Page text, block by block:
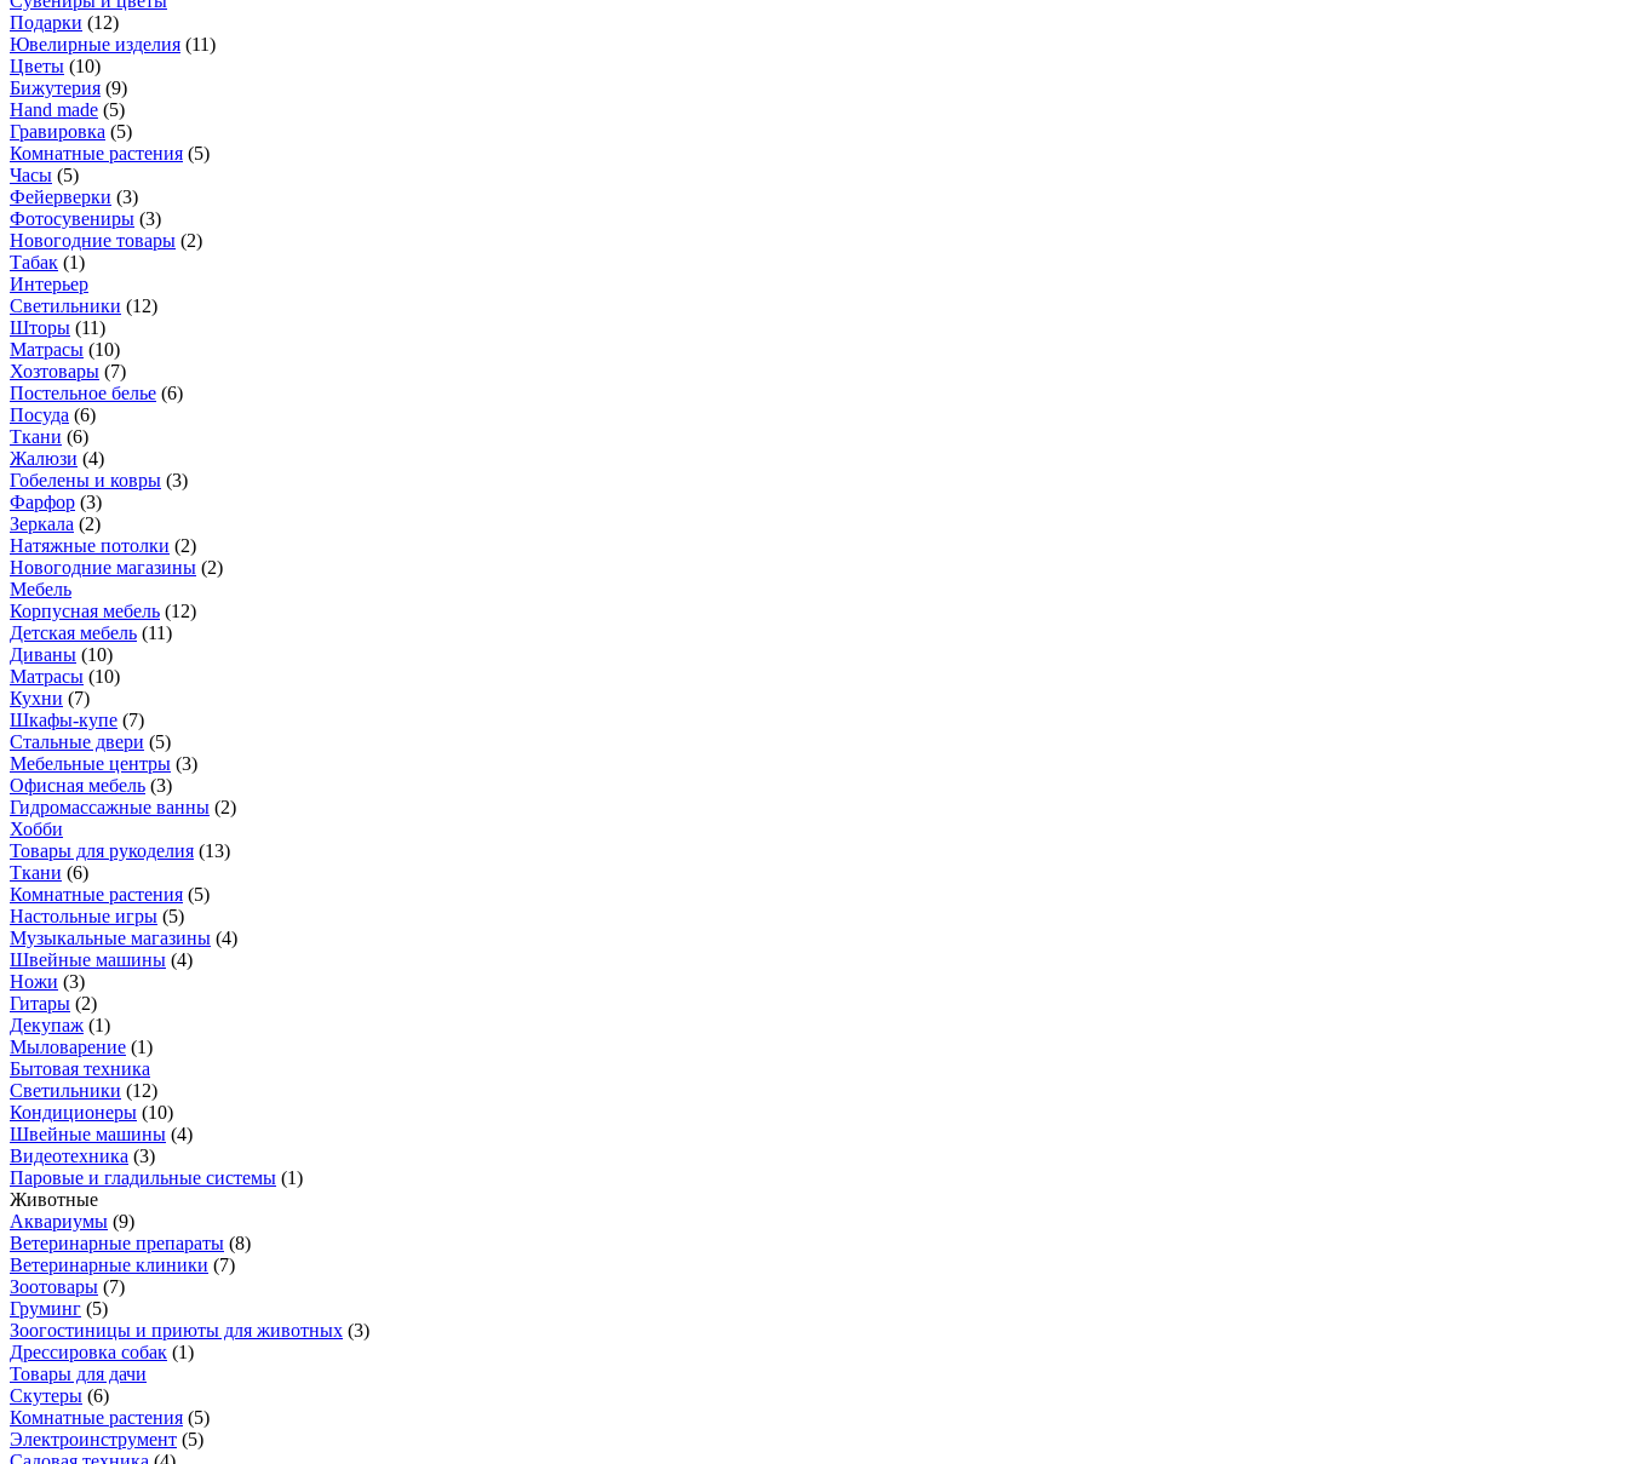
Подарки (12)
Ювелирные изделия (11)
Цветы (10)
Бижутерия (9)
Hand made (5)
Гравировка (5)
Комнатные растения (5)
Часы (5)
Фейерверки (3)
Фотосувениры (3)
Новогодние товары (2)
Табак (1)
Интерьер
Светильники (12)
Шторы (11)
Матрасы (10)
Хозтовары (7)
Постельное белье (6)
Посуда (6)
Ткани (6)
Жалюзи (4)
Гобелены и ковры (3)
Фарфор (3)
Зеркала (2)
Натяжные потолки (2)
Новогодние магазины (2)
Мебель
Корпусная мебель (12)
Детская мебель (11)
Диваны (10)
Матрасы (10)
Кухни (7)
Шкафы-купе (7)
Стальные двери (5)
Мебельные центры (3)
Офисная мебель (3)
Гидромассажные ванны (2)
Хобби
Товары для рукоделия (13)
Ткани (6)
Комнатные растения (5)
Настольные игры (5)
Музыкальные магазины (4)
Швейные машины (4)
Ножи (3)
Гитары (2)
Декупаж (1)
Мыловарение (1)
Бытовая техника
Светильники (12)
Кондиционеры (10)
Швейные машины (4)
Видеотехника (3)
Паровые и гладильные системы (1)
Животные
Аквариумы (9)
Ветеринарные препараты (8)
Ветеринарные клиники (7)
Зоотовары (7)
Груминг (5)
Зоогостиницы и приюты для животных (3)
Дрессировка собак (1)
Товары для дачи
Скутеры (6)
Комнатные растения (5)
Электроинструмент (5)